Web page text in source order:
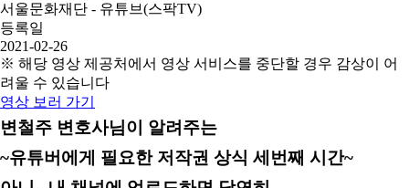
서울문화재단 - 유튜브(스팍TV)
등록일
2021-02-26
※ 해당 영상 제공처에서 영상 서비스를 중단할 경우 감상이 어
려울 수 있습니다
영상 보러 가기
변철주 변호사님이 알려주는
~유튜버에게 필요한 저작권 상식 세번째 시간~